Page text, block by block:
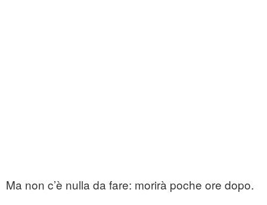
Ma non c’è nulla da fare: morirà poche ore dopo.